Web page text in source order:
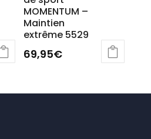
MOMENTUM –
Maintien
extrême 5529
69,95€
a